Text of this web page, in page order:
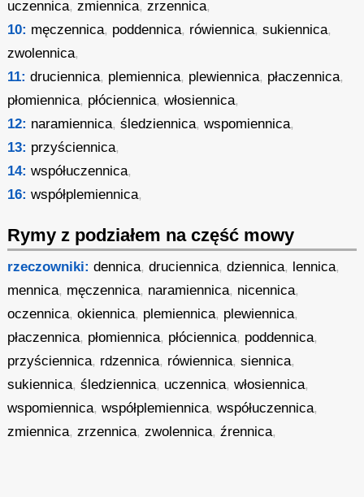
uczennica,zmiennica,zrzennica,
10: męczennica, poddennica, rówiennica,sukiennica,
zwolennica,
11: druciennica, plemiennica, plewiennica, płaczennica,
płomiennica, płóciennica,włosiennica,
12: naramiennica,śledziennica,wspomiennica,
13: przyściennica,
14: współuczennica,
16: współplemiennica,
Rymy z podziałem na część mowy
rzeczowniki: dennica,druciennica,dziennica, lennica,
mennica, męczennica, naramiennica, nicennica,
oczennica,okiennica, plemiennica, plewiennica,
płaczennica, płomiennica, płóciennica, poddennica,
przyściennica, rdzennica, rówiennica,siennica,
sukiennica,śledziennica, uczennica,włosiennica,
wspomiennica,współplemiennica,współuczennica,
zmiennica,zrzennica,zwolennica,źrennica,